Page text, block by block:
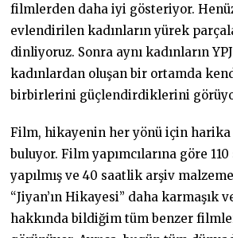
filmlerden daha iyi gösteriyor.
evlendirilen kadınların yürek
dinliyoruz. Sonra aynı kadınların
kadınlardan oluşan bir ortamda
birbirlerini güçlendirdiklerini
Film, hikayenin her yönü için
buluyor. Film yapımcılarına göre
yapılmış ve 40 saatlik arşiv
“Jiyan’ın Hikayesi” daha karmaşık
hakkında bildiğim tüm benzer